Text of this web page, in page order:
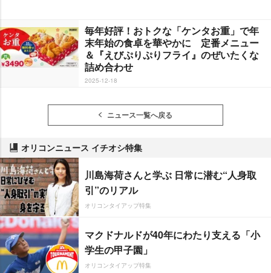
毎年好評！おトクな「ケンタお重」で年
末年始の食卓を華やかに 定番メニュー
＆『えびぷりぷりフライ』のぜいたくな
詰め合わせ
2025-12-18
ニュース一覧へ戻る
オリコンニュース イチオシ特集
川島海荷さんと学ぶ 日常に潜む“人身取
引”のリアル
オリコンタイアップ特集
マクドナルドが40年にわたり支える「小
学生の甲子園」
オリコンタイアップ特集